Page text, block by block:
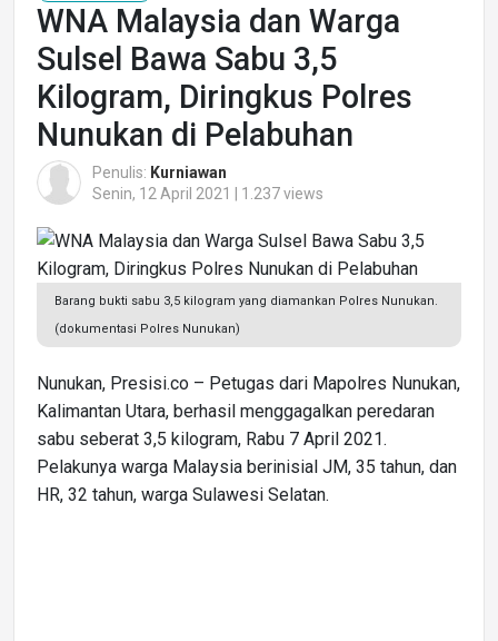
WNA Malaysia dan Warga
Sulsel Bawa Sabu 3,5
Kilogram, Diringkus Polres
Nunukan di Pelabuhan
Penulis: Kurniawan
Senin, 12 April 2021 | 1.237 views
Barang bukti sabu 3,5 kilogram yang diamankan Polres Nunukan.
(dokumentasi Polres Nunukan)
Nunukan, Presisi.co – Petugas dari Mapolres Nunukan,
Kalimantan Utara, berhasil menggagalkan peredaran
sabu seberat 3,5 kilogram, Rabu 7 April 2021.
Pelakunya warga Malaysia berinisial JM, 35 tahun, dan
HR, 32 tahun, warga Sulawesi Selatan.